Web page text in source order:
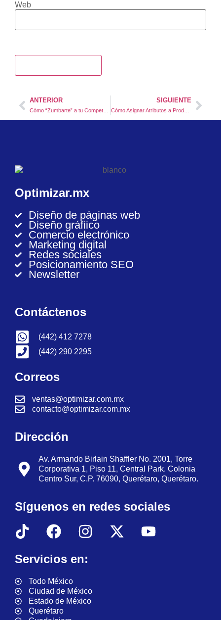
Web
ANTERIOR SIGUIENTE
Optimizar.mx
Diseño de páginas web
Diseño gráfiico
Comercio electrónico
Marketing digital
Redes sociales
Posicionamiento SEO
Newsletter
Contáctenos
(442) 412 7278
(442) 290 2295
Correos
ventas@optimizar.com.mx
contacto@optimizar.com.mx
Dirección
Av. Armando Birlain Shaffler No. 2001, Torre
Corporativa 1, Piso 11, Central Park. Colonia
Centro Sur, C.P. 76090, Querétaro, Querétaro.
Síguenos en redes sociales
Servicios en:
Todo México
Ciudad de México
Estado de México
Querétaro